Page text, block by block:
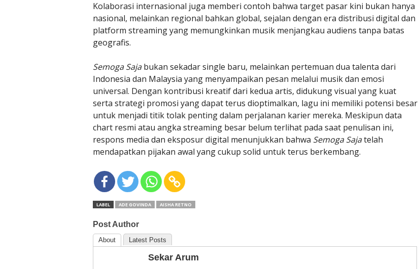
Kolaborasi internasional juga memberi contoh bahwa target pasar kini bukan hanya
nasional, melainkan regional bahkan global, sejalan dengan era distribusi digital dan
platform streaming yang memungkinkan musik menjangkau audiens tanpa batas
geografis.
Semoga Sajabukan sekadar single baru, melainkan pertemuan dua talenta dari
Indonesia dan Malaysia yang menyampaikan pesan melalui musik dan emosi
universal. Dengan kontribusi kreatif dari kedua artis, didukung visual yang kuat
serta strategi promosi yang dapat terus dioptimalkan, lagu ini memiliki potensi besar
untuk menjadi titik tolak penting dalam perjalanan karier mereka. Meskipun data
chart resmi atau angka streaming besar belum terlihat pada saat penulisan ini,
respons media dan eksposur digital menunjukkan bahwa Semoga Sajatelah
mendapatkan pijakan awal yang cukup solid untuk terus berkembang.
LABEL ADE GOVINDA AISHA RETNO
Post Author
About Latest Posts
Sekar Arum